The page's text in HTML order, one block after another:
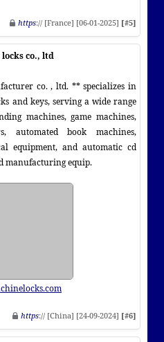
https:// [France] [06-01-2025] [#5]
co., ltd
co. , ltd. ** specializes in
and keys, serving a wide range
machines, game machines,
automated book machines,
equipment, and automatic cd
manufacturing equip.
https:// [China] [24-09-2024] [#6]